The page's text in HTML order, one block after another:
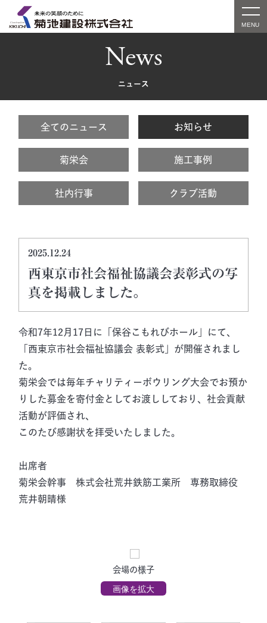
News
ニュース
全てのニュース お知らせ
菊栄会 施工事例
社内行事 クラブ活動
2025.12.24
西東京市社会福祉協議会表彰式の写
真を掲載しました。
令和7年12月17日に「保谷こもれびホール」にて、
「西東京市社会福祉協議会 表彰式」が開催されまし
た。
菊栄会では毎年チャリティーボウリング大会でお預か
りした募金を寄付金としてお渡ししており、社会貢献
活動が評価され、
このたび感謝状を拝受いたしました。
出席者
菊栄会幹事 株式会社荒井鉄筋工業所 専務取締役
荒井朝晴様
会場の様子
画像を拡大